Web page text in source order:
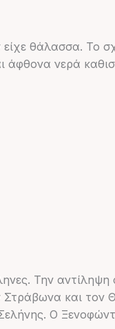
είχε θάλασσα. Το
άφθονα νερά
Την αντίληψη
Στράβωνα και τον
Ο